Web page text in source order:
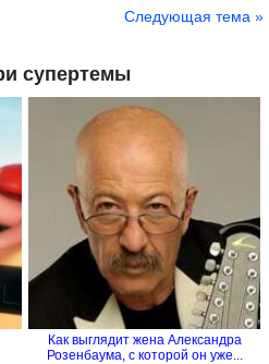
Следующая тема »
супертемы
Как выглядит жена Александра
Розенбаума, с которой он уже...